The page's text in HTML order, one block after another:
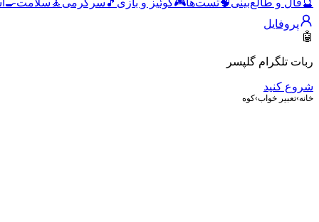
🔮فال و طالع‌بینی🧠تست‌ها🎮کوئیز و بازی 🎵 سرگرمی 🧘 سلامت🍳
پروفایل
🤖
ربات تلگرام گلپسر
شروع کنید
خانه›تعبیر خواب›کوه